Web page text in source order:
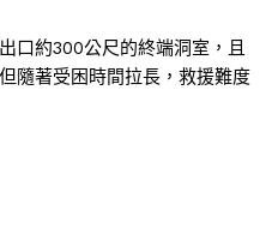
口約300公尺的終端洞室，且
隨著受困時間拉長，救援難度